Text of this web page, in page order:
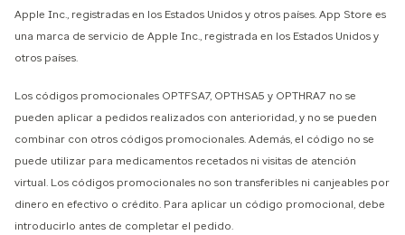
Apple Inc., registradas en los Estados Unidos y otros países. App Store es
una marca de servicio de Apple Inc., registrada en los Estados Unidos y
otros países.
Los códigos promocionales OPTFSA7, OPTHSA5 y OPTHRA7 no se
pueden aplicar a pedidos realizados con anterioridad, y no se pueden
combinar con otros códigos promocionales. Además, el código no se
puede utilizar para medicamentos recetados ni visitas de atención
virtual. Los códigos promocionales no son transferibles ni canjeables por
dinero en efectivo o crédito. Para aplicar un código promocional, debe
introducirlo antes de completar el pedido.